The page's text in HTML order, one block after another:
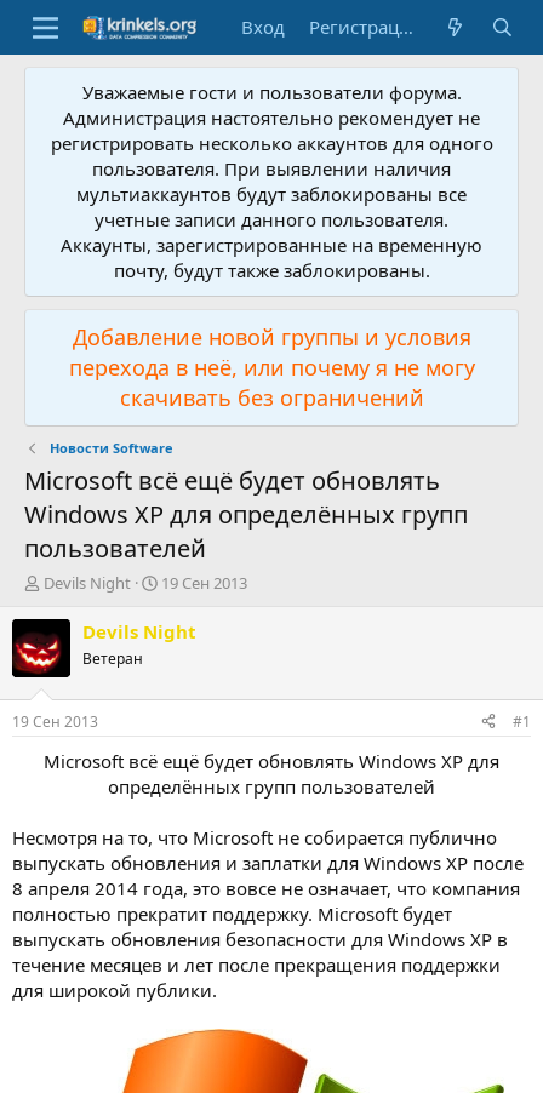
Вход Регистрация
Уважаемые гости и пользователи форума.
Администрация настоятельно рекомендует не
регистрировать несколько аккаунтов для одного
пользователя. При выявлении наличия
мультиаккаунтов будут заблокированы все
учетные записи данного пользователя.
Аккаунты, зарегистрированные на временную
почту, будут также заблокированы.
Добавление новой группы и условия
перехода в неё, или почему я не могу
скачивать без ограничений
Новости Software
Microsoft всё ещё будет обновлять
Windows XP для определённых групп
пользователей
А
т
о
р
т
м
ы
Devils Night
Д
т
а
а
л
19 Сен 2013
Devils Night
Ветеран
19 Сен 2013 #1
Microsoft всё ещё будет обновлять Windows XP для
определённых групп пользователей
Несмотря на то, что Microsoft не собирается публично
выпускать обновления и заплатки для Windows XP после
8 апреля 2014 года, это вовсе не означает, что компания
полностью прекратит поддержку. Microsoft будет
выпускать обновления безопасности для Windows XP в
течение месяцев и лет после прекращения поддержки
для широкой публики.